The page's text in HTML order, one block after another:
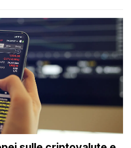
funzionano […]